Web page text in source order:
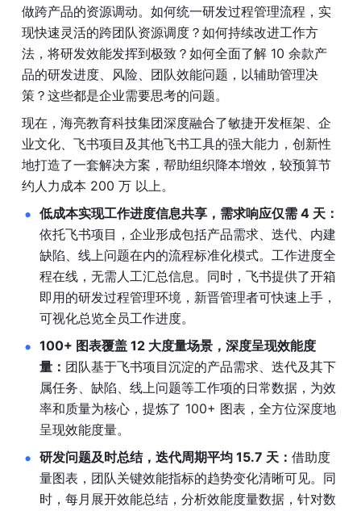
做跨产品的资源调动。如何统一研发过程管理流程，实
现快速灵活的跨团队资源调度？如何持续改进工作方
法，将研发效能发挥到极致？如何全面了解 10 余款产
品的研发进度、风险、团队效能问题，以辅助管理决
策？这些都是企业需要思考的问题。
现在，海亮教育科技集团深度融合了敏捷开发框架、企
业文化、飞书项目及其他飞书工具的强大能力，创新性
地打造了一套解决方案，帮助组织降本增效，较预算节
约人力成本 200 万 以上。
低成本实现工作进度信息共享，需求响应仅需 4 天：
依托飞书项目，企业形成包括产品需求、迭代、内建
缺陷、线上问题在内的流程标准化模式。工作进度全
程在线，无需人工汇总信息。同时，飞书提供了开箱
即用的研发过程管理环境，新晋管理者可快速上手，
可视化总览全员工作进度。
100+ 图表覆盖 12 大度量场景，深度呈现效能度
量： 团队基于飞书项目沉淀的产品需求、迭代及其下
属任务、缺陷、线上问题等工作项的日常数据，为效
率和质量为核心，提炼了 100+ 图表，全方位深度地
呈现效能度量。
研发问题及时总结，迭代周期平均 15.7 天： 借助度
量图表，团队关键效能指标的趋势变化清晰可见。同
时，每月展开效能总结，分析效能度量数据，针对数